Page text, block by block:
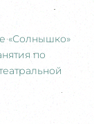
«Солнышко»
по